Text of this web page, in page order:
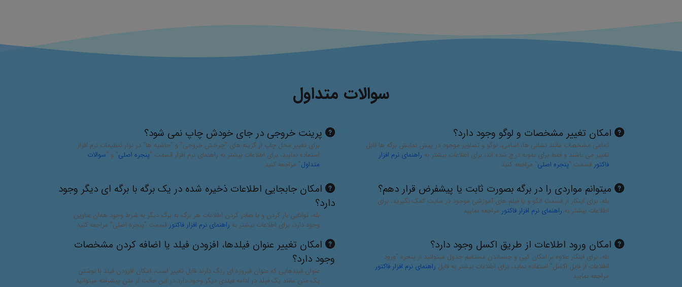
سوالات متداول
امکان تغییر مشخصات و لوگو وجود دارد؟
تمامی مشخصات مانند نشانی ها، اسامی، لوگو و تصاویر موجود در پیش نمایش برگه ها قابل
تغییر می باشند و فقط برای نمونه درج شده اند، برای اطلاعات بیشتر به راهنمای نرم افزار
فاکتور قسمت "پنجره اصلی" مراجعه کنید
پرینت خروجی در جای خودش چاپ نمی شود؟
برای تغییر محل چاپ از گزینه های "چرخش خروجی" و "حاشیه ها" در نوار تنظیمات نرم افزار
استفاده نمایید، برای اطلاعات بیشتر به راهنمای نرم افزار قسمت "پنجره اصلی" و "سوالات
متداول" مراجعه کنید
میتوانم مواردی را در برگه بصورت ثابت یا پیشفرض قرار دهم؟
بله، برای اینکار از قسمت الگو و یا فیلم های آموزشی موجود در سایت کمک بگیرید، برای
اطلاعات بیشتر به راهنمای نرم افزار فاکتور مراجعه نمایید
امکان جابجایی اطلاعات ذخیره شده در یک برگه با برگه ای دیگر وجود
دارد؟
بله، توانایی باز کردن و یا صادر کردن اطلاعات هر برگ به برگ دیگر به شرط وجود همان عناوین
وجود دارد، برای اطلاعات بیشتر به راهنمای نرم افزار فاکتور قسمت "پنجره اصلی" مراجعه کنید
امکان ورود اطلاعات از طریق اکسل وجود دارد؟
بله، برای اینکار علاوه بر امکان کپی و چسباندن مستقیم جدول میتوانید از پنجره "ورود
اطلاعات از فایل اکسل" استفاده نماید، برای اطلاعات بیشتر به فایل راهنمای نرم افزار فاکتور
مراجعه نمایید
امکان تغییر عنوان فیلدها، افزودن فیلد یا اضافه کردن مشخصات
وجود دارد؟
عنوان فیلدهایی که عنوان فیروزه ای رنگ دارند قابل تغییر است، امکان افزودن فیلد با نوشتن
یک متن مانند یک فیلد در ادامه فیلدی دیگر وجود دارد در این حالت از متن پیشرفته میتوانید